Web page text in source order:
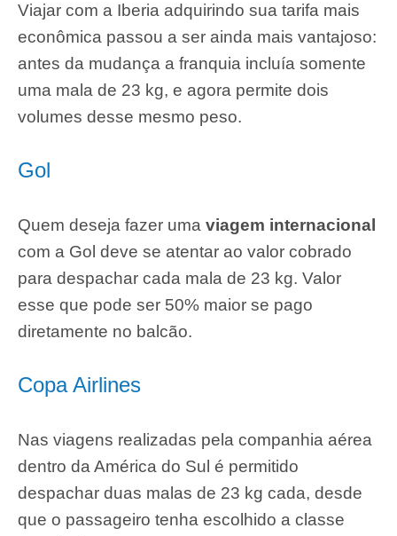
Viajar com a Iberia adquirindo sua tarifa mais
econômica passou a ser ainda mais vantajoso:
antes da mudança a franquia incluía somente
uma mala de 23 kg, e agora permite dois
volumes desse mesmo peso.
Gol
Quem deseja fazer uma viagem internacional
com a Gol deve se atentar ao valor cobrado
para despachar cada mala de 23 kg. Valor
esse que pode ser 50% maior se pago
diretamente no balcão.
Copa Airlines
Nas viagens realizadas pela companhia aérea
dentro da América do Sul é permitido
despachar duas malas de 23 kg cada, desde
que o passageiro tenha escolhido a classe